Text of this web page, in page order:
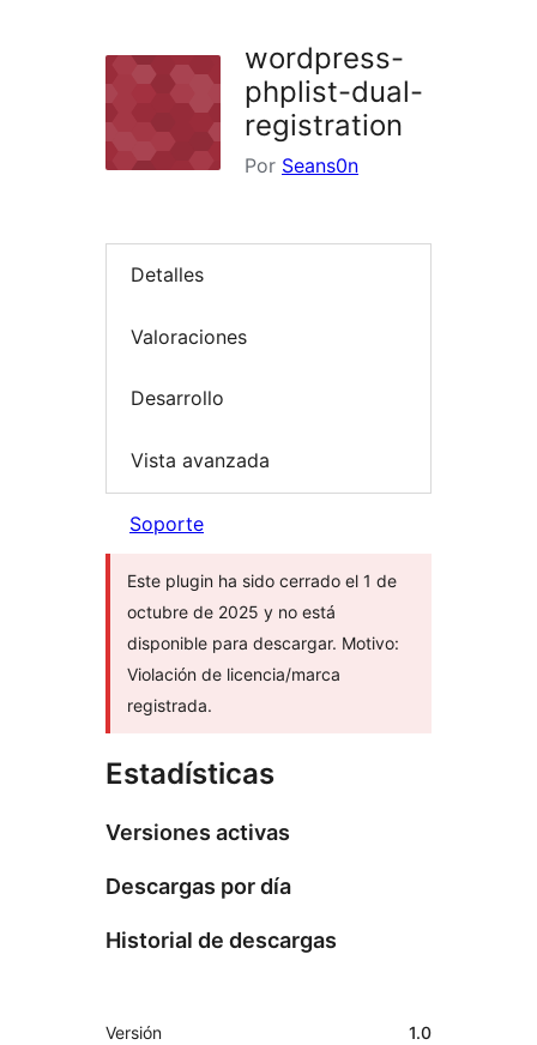
wordpress-
phplist-dual-
registration
Por Seans0n
Detalles
Valoraciones
Desarrollo
Vista avanzada
Soporte
Este plugin ha sido cerrado el 1 de
octubre de 2025 y no está
disponible para descargar. Motivo:
Violación de licencia/marca
registrada.
Estadísticas
Versiones activas
Descargas por día
Historial de descargas
Meta
Versión 1.0